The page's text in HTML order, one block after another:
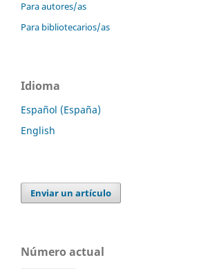
Para autores/as
Para bibliotecarios/as
Idioma
Español (España)
English
Enviar un artículo
Número actual